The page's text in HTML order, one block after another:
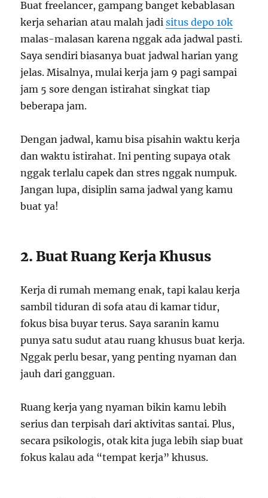
Buat freelancer, gampang banget kebablasan
kerja seharian atau malah jadisitus depo 10k
malas-malasan karena nggak ada jadwal pasti.
Saya sendiri biasanya buat jadwal harian yang
jelas. Misalnya, mulai kerja jam 9 pagi sampai
jam 5 sore dengan istirahat singkat tiap
beberapa jam.
Dengan jadwal, kamu bisa pisahin waktu kerja
dan waktu istirahat. Ini penting supaya otak
nggak terlalu capek dan stres nggak numpuk.
Jangan lupa, disiplin sama jadwal yang kamu
buat ya!
2. Buat Ruang Kerja Khusus
Kerja di rumah memang enak, tapi kalau kerja
sambil tiduran di sofa atau di kamar tidur,
fokus bisa buyar terus. Saya saranin kamu
punya satu sudut atau ruang khusus buat kerja.
Nggak perlu besar, yang penting nyaman dan
jauh dari gangguan.
Ruang kerja yang nyaman bikin kamu lebih
serius dan terpisah dari aktivitas santai. Plus,
secara psikologis, otak kita juga lebih siap buat
fokus kalau ada “tempat kerja” khusus.